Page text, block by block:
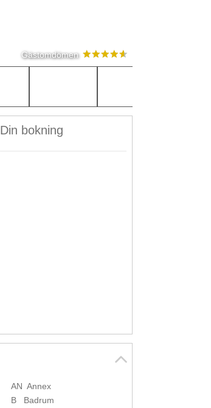
Gästomdömen
Din bokning
AN Annex
B
Badrum